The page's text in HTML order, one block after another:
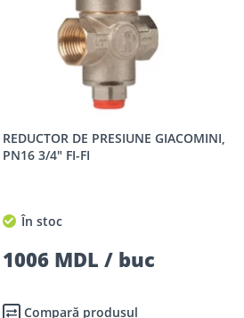
REDUCTOR DE PRESIUNE GIACOMINI,
PN16 3/4" FI-FI
În stoc
1006 MDL / buc
Compară produsul